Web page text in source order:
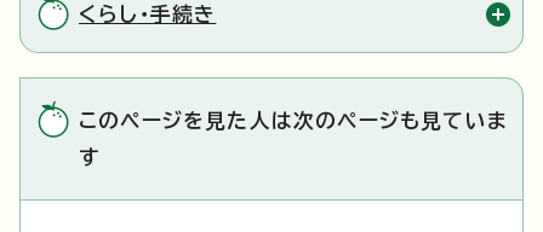
くらし・手続き
このページを見た人は次のページも見ていま
す